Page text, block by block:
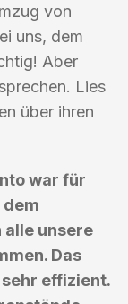
von
uns, dem
Aber
Lies
über ihren
war für
alle unsere
Das
effizient.